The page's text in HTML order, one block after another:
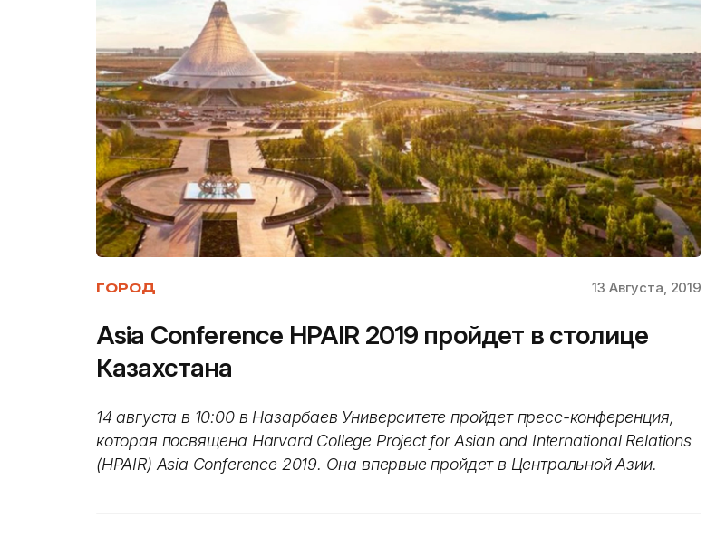
ГОРОД 13 Августа, 2019
Asia Conference HPAIR 2019 пройдет в столице
Казахстана
14 августа в 10:00 в Назарбаев Университете пройдет пресс-конференция,
которая посвящена Harvard College Project for Asian and International Relations
(HPAIR) Asia Conference 2019. Она впервые пройдет в Центральной Азии.